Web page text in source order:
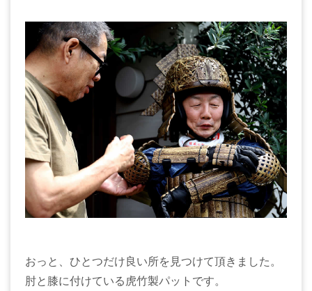
おっと、ひとつだけ良い所を見つけて頂きました。
肘と膝に付けている虎竹製パットです。